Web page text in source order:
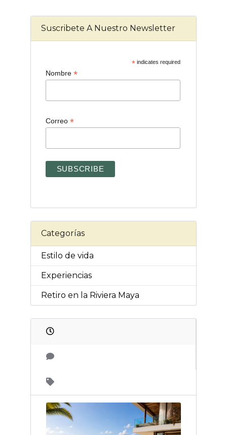
Suscribete A Nuestro Newsletter
*indicates required
Nombre *
Correo *
Categorías
Estilo de vida
Experiencias
Retiro en la Riviera Maya